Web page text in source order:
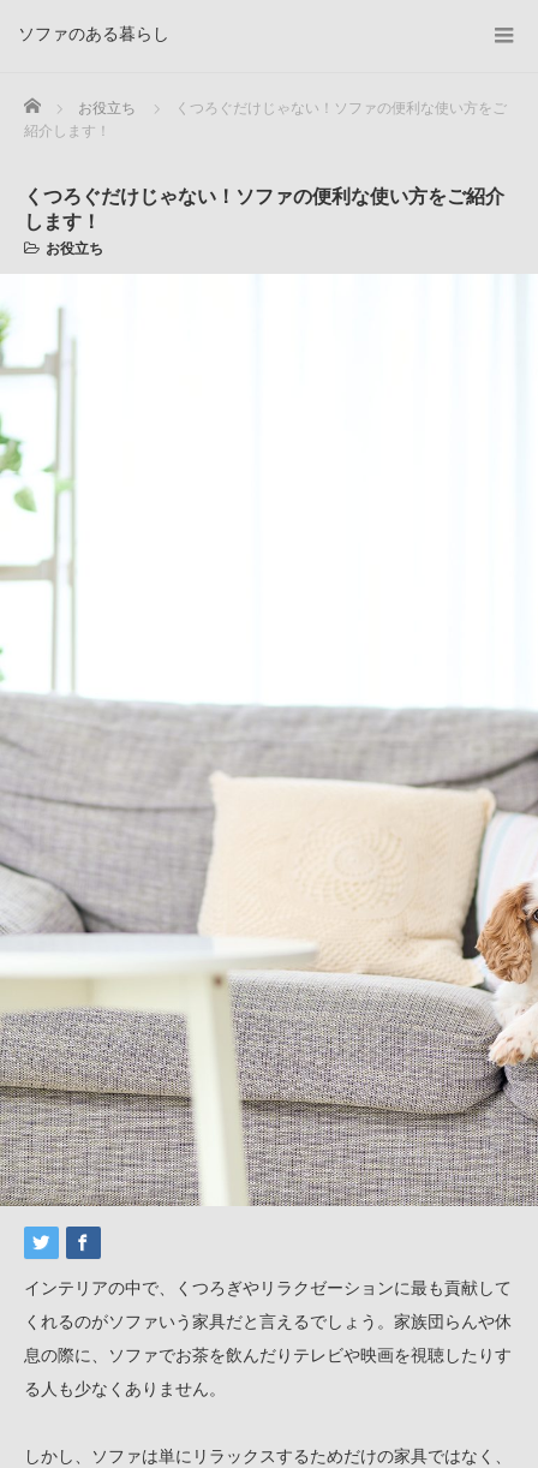
ソファのある暮らし
Home お役立ち
くつろぐだけじゃない！ソファの便利な使い方をご
紹介します！
くつろぐだけじゃない！ソファの便利な使い方をご紹介
します！
お役立ち
インテリアの中で、くつろぎやリラクゼーションに最も貢献して
くれるのがソファいう家具だと言えるでしょう。家族団らんや休
息の際に、ソファでお茶を飲んだりテレビや映画を視聴したりす
る人も少なくありません。
しかし、ソファは単にリラックスするためだけの家具ではなく、